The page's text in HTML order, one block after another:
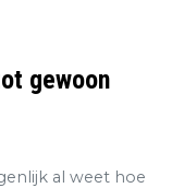
gewoon
al weet hoe